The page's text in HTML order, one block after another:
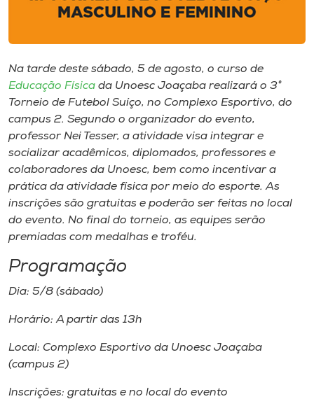
Museu
Unoesc
Store
Selecione
A+
Na tarde deste sábado, 5 de agosto, o curso de
Educação Física da Unoesc Joaçaba realizará o 3°
Torneio de Futebol Suíço, no Complexo Esportivo, do
campus 2. Segundo o organizador do evento,
professor Nei Tesser, a atividade visa integrar e
socializar acadêmicos, diplomados, professores e
colaboradores da Unoesc, bem como incentivar a
prática da atividade física por meio do esporte. As
inscrições são gratuitas e poderão ser feitas no local
do evento. No final do torneio, as equipes serão
premiadas com medalhas e troféu.
Programação
Dia: 5/8 (sábado)
Horário: A partir das 13h
Local: Complexo Esportivo da Unoesc Joaçaba
(campus 2)
Inscrições: gratuitas e no local do evento